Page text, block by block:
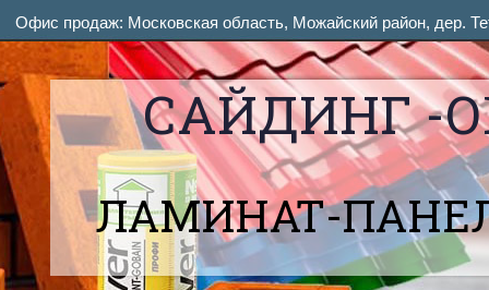
САЙДИНГ -
ЛАМИНАТ-
Офис продаж: Московская область, Можайский район, дер.